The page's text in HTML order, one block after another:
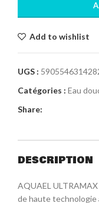
Add to wishlist
UGS :
Catégories : Eau
Share:
DESCRIPTION
AQUAEL
de haute technologie